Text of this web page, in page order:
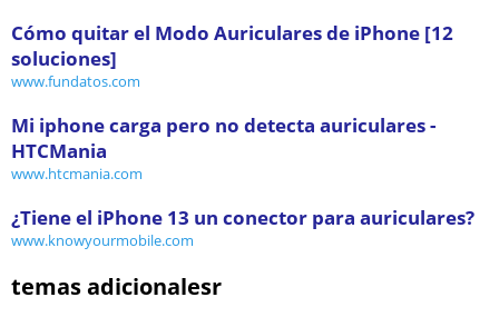
Cómo quitar el Modo Auriculares de iPhone [12
soluciones]
www.fundatos.com
Mi iphone carga pero no detecta auriculares -
HTCMania
www.htcmania.com
¿Tiene el iPhone 13 un conector para auriculares?
www.knowyourmobile.com
temas adicionalesr